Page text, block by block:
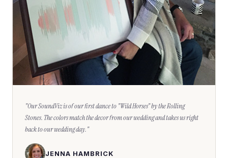
"Our SoundViz is of our first dance to "Wild Horses" by the Rolling
Stones. The colors match the decor from our wedding and takes us right
back to our wedding day."
JENNA HAMBRICK